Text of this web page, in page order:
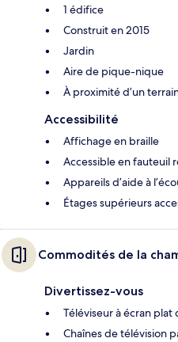
1 édifice
Construit en 2015
Jardin
Aire de pique-nique
À proximité d’un
Accessibilité
Affichage en braille
Accessible en fauteuil
Appareils d’aide à
Étages supérieurs
Commodités de la
Divertissez-vous
Téléviseur à écran plat
Chaînes de télévision